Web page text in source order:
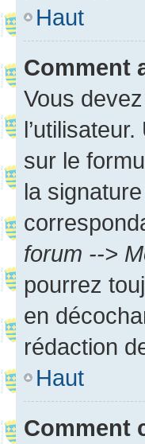
Haut
Comment
Vous
sur le
la
forum -->
pourrez
en
rédaction
Haut
Comment